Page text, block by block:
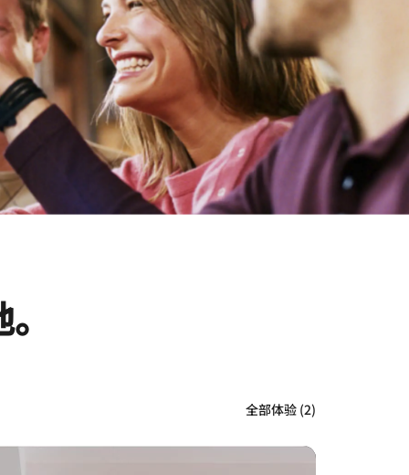
全部体验 (2)